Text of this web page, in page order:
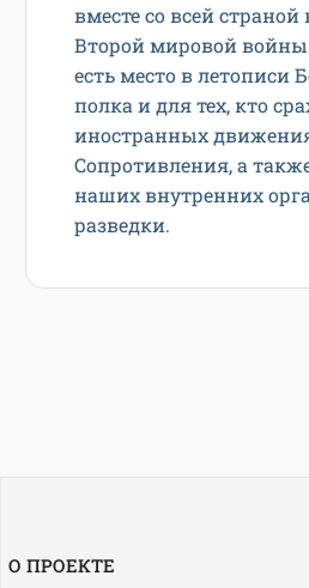
вместе со всей
Второй мировой войны.
есть место в летописи
полка и для тех, кто
иностранных
Сопротивления, а
наших внутренних
разведки.
О ПРОЕКТЕ